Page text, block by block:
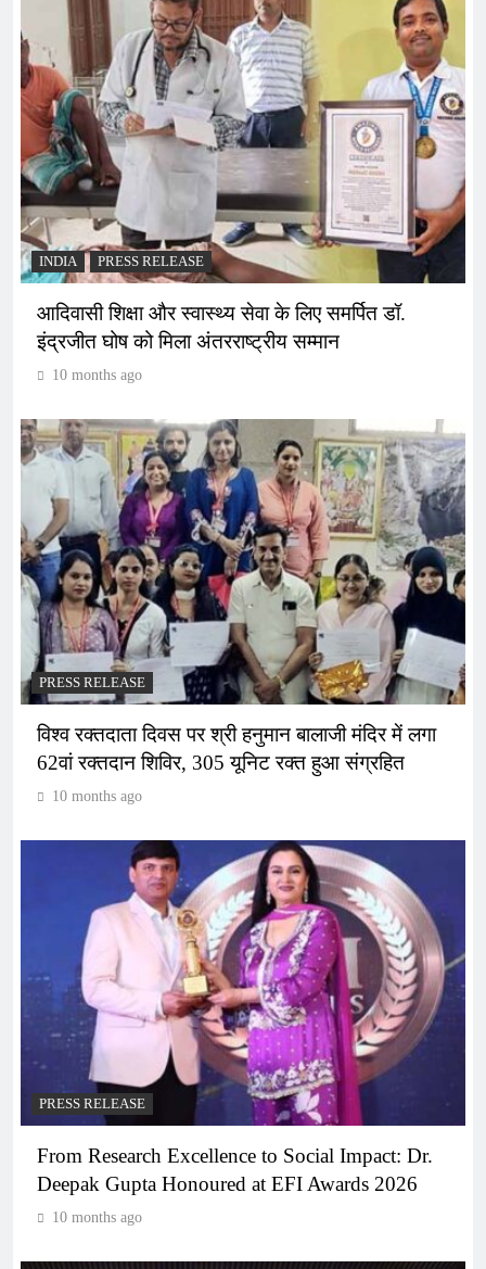
INDIA PRESS RELEASE
आदिवासी शिक्षा और स्वास्थ्य सेवा के लिए समर्पित डॉ.
इंद्रजीत घोष को मिला अंतरराष्ट्रीय सम्मान
10 months ago
PRESS RELEASE
विश्व रक्तदाता दिवस पर श्री हनुमान बालाजी मंदिर में लगा
62वां रक्तदान शिविर, 305 यूनिट रक्त हुआ संग्रहित
10 months ago
PRESS RELEASE
From Research Excellence to Social Impact: Dr.
Deepak Gupta Honoured at EFI Awards 2026
10 months ago